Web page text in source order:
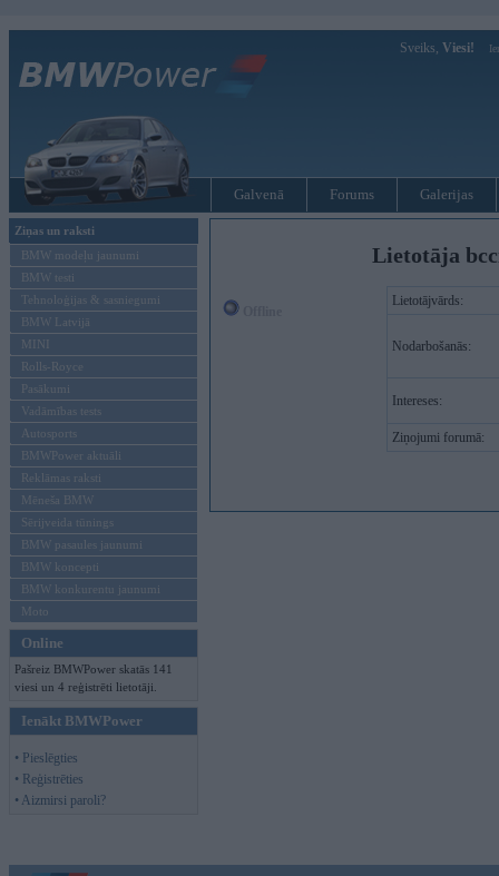
Sveiks, Viesi!
Galvenā Forums Galerijas
Ziņas un raksti
BMW modeļu jaunumi
BMW testi
Tehnoloģijas & sasniegumi
BMW Latvijā
MINI
Rolls-Royce
Pasākumi
Vadāmības tests
Autosports
BMWPower aktuāli
Reklāmas raksti
Mēneša BMW
Sērijveida tūnings
BMW pasaules jaunumi
BMW koncepti
BMW konkurentu jaunumi
Moto
Online
Pašreiz BMWPower skatās 141
viesi un 4 reģistrēti lietotāji.
Ienākt BMWPower
• Pieslēgties
• Reģistrēties
• Aizmirsi paroli?
Lietotāja
Lietotājvārds:
Nodarbošanās:
Intereses:
Ziņojumi forumā: